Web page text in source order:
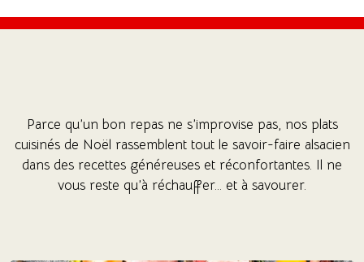
Parce qu’un bon repas ne s’improvise pas, nos plats
cuisinés de Noël rassemblent tout le savoir-faire alsacien
dans des recettes généreuses et réconfortantes. Il ne
vous reste qu’à réchauffer… et à savourer.